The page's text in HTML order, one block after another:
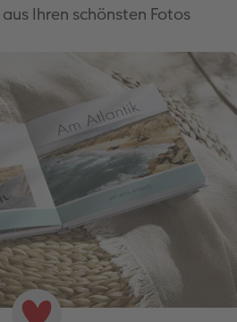
Ihren schönsten Fotos